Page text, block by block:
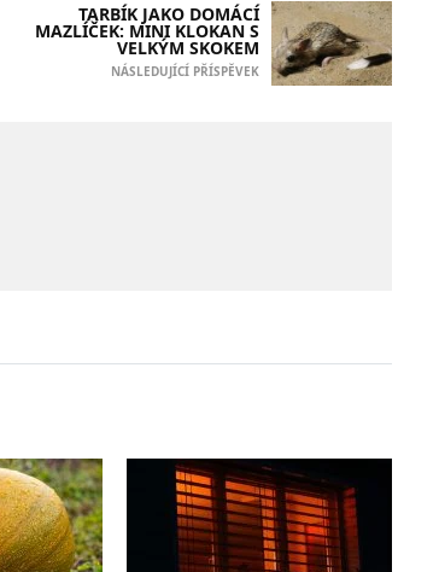
TARBÍK JAKO DOMÁCÍ
MAZLÍČEK: MINI KLOKAN S
VELKÝM SKOKEM
NÁSLEDUJÍCÍ PŘÍSPĚVEK